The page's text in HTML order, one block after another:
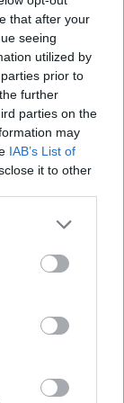
that after your
seeing
utilized by
prior to
further
parties on the
may
IAB’s List of
it to other
more Google
may click to
tags to
below Google
je
bodo